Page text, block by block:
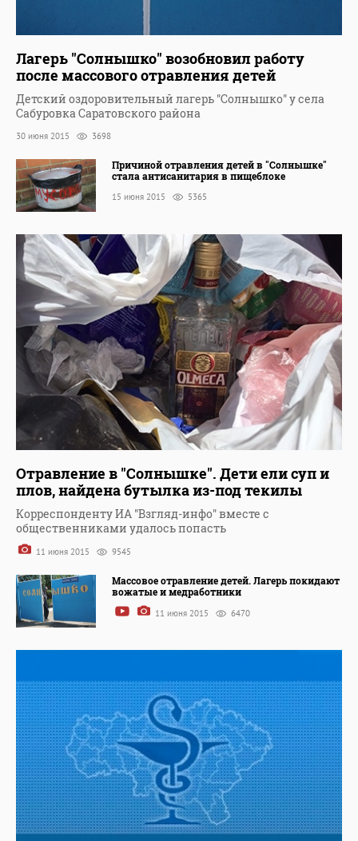
Лагерь "Солнышко" возобновил работу
после массового отравления детей
Детский оздоровительный лагерь "Солнышко" у села
Сабуровка Саратовского района
30 июня 2015 3698
Причиной отравления детей в "Солнышке"
стала антисанитария в пищеблоке
15 июня 2015 5365
Отравление в "Солнышке". Дети ели суп и
плов, найдена бутылка из-под текилы
Корреспонденту ИА "Взгляд-инфо" вместе с
общественниками удалось попасть
11 июня 2015 9545
Массовое отравление детей. Лагерь покидают
вожатые и медработники
11 июня 2015 6470